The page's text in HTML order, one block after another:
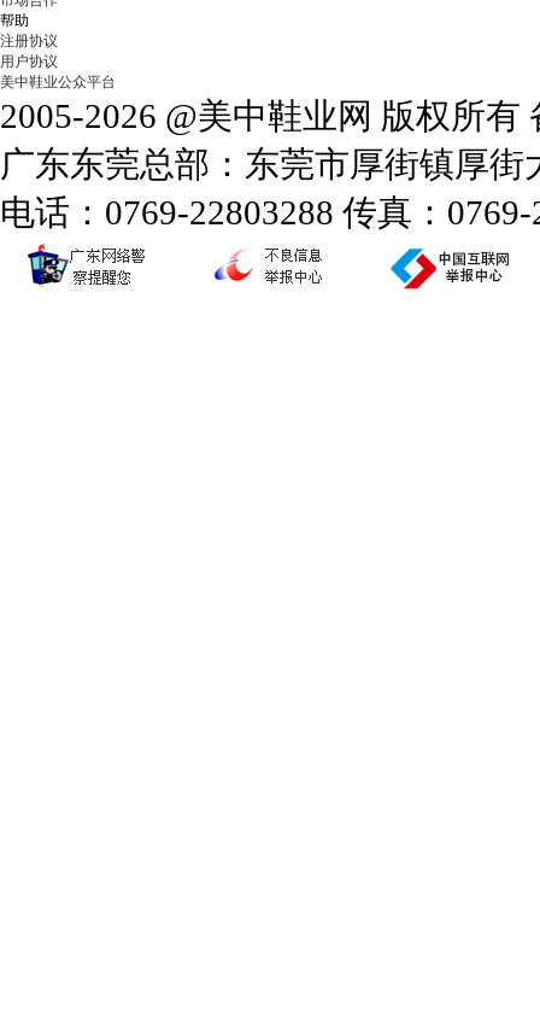
帮助
注册协议
用户协议
美中鞋业公众平台
2005-2026 @美中鞋业网 版权所有
广东东莞总部：东莞市厚街镇厚
电话：0769-22803288 传真：0769-